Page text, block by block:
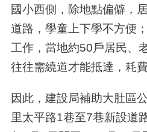
國小西側，除地點偏僻，
道路，學童上下學不方便
工作，當地約50戶居民、
往往需繞道才能抵達，耗
因此，建設局補助大肚區
里太平路1巷至7巷新設道